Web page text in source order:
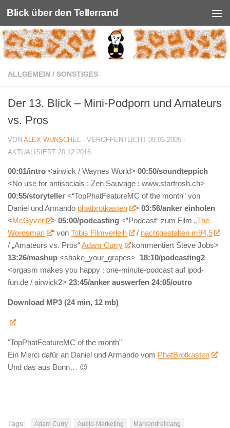
Unter dem Inhalt
Blick über den Tellerrand
ALLGEMEIN / SONSTIGES
Der 13. Blick – Mini-Podporn und Amateurs
vs. Pros
VON ALEX WUNSCHEL · VERÖFFENTLICHT 09.06.2005 ·
AKTUALISIERT 20.12.2016
00:01/intro <airwick / Waynes World> 00:50/soundteppich
<No use for antisocials : Zen Sauvage : www.starfrosh.ch>
00:55/storyteller <“TopPhatFeatureMC of the month” von
Daniel und Armando phatbrotkasten >03:56/anker einholen
<McGyver >05:00/podcasting <”Podcast“ zum Film „The
Wordsman
“ vonTobis Filmverleih / nachtgestalten m94,5
/ „Amateurs vs. Pros“Adam Curry
kommentiert Steve Jobs>
13:26/mashup <shake_your_grapes> 18:10/podcasting2
<orgasm makes you happy : one-minute-podcast auf ipod-
fun.de / airwick2> 23:45/anker auswerfen 24:05/outro
Download MP3 (24 min, 12 mb)
"TopPhatFeatureMC of the month"
Ein Merci dafür an Daniel und Armando vom PhatBrotkasten
Und das aus Bonn… 😉
Tags: Adam Curry Audio-Marketing
Markendreiklang